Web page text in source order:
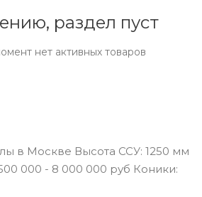
раздел пуст
нет активных товаров
в Москве Высота ССУ: 1250 мм
000 - 8 000 000 руб Коники: